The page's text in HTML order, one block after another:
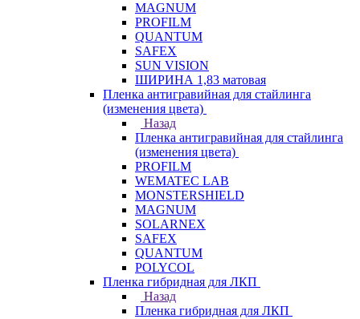
MAGNUM
PROFILM
QUANTUM
SAFEX
SUN VISION
ШИРИНА 1,83 матовая
Пленка антигравийная для стайлинга
(изменения цвета)
Назад
Пленка антигравийная для стайлинга
(изменения цвета)
PROFILM
WEMATEC LAB
MONSTERSHIELD
MAGNUM
SOLARNEX
SAFEX
QUANTUM
POLYCOL
Пленка гибридная для ЛКП
Назад
Пленка гибридная для ЛКП